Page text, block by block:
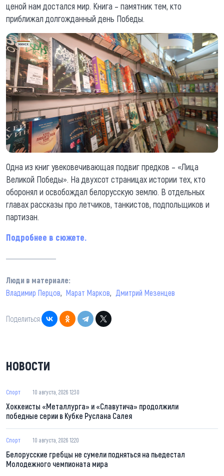
ценой нам достался мир. Книга – памятник тем, кто
приближал долгожданный день Победы.
Одна из книг увековечивающая подвиг предков – «Лица
Великой Победы». На двухсот страницах истории тех, кто
оборонял и освобождал белорусскую землю. В отдельных
главах рассказы про летчиков, танкистов, подпольщиков и
партизан.
Подробнее в сюжете.
Люди в материале:
Владимир Перцов
Марат Марков Дмитрий Мезенцев
Поделиться:
НОВОСТИ
Спорт 10 августа, 2026 12:30
Хоккеисты «Металлурга» и «Славутича» продолжили
победные серии в Кубке Руслана Салея
Спорт 10 августа, 2026 12:20
Белорусские гребцы не сумели подняться на пьедестал
Молодежного чемпионата мира